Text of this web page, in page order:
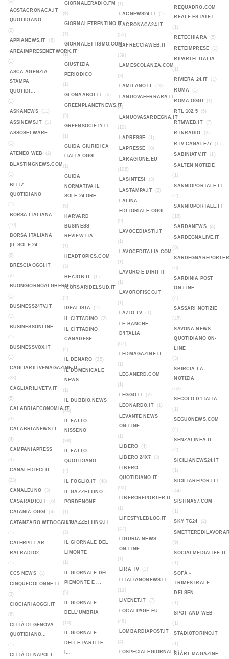
AOSTACRONACA.IT
QUOTIDIANO ...
(2)
APPIANEWS.IT
(8)
AREAIMPRESENETWORK.IT
(1)
ASCA AGENZIA
STAMPA
QUOTIDI...
(1)
ASKANEWS
(11)
ASSINEWS.IT (1)
ASSOSFTWARE
(1)
ATENEO WEB
(2)
BLASTINGNEWS.COM
(1)
BLITZ
QUOTIDIANO
(1)
BORSA ITALIANA
(10)
BORSA ITALIANA
(IL SOLE 24 ...
(6)
BRESCIAOGGI.IT
(2)
BUONGIORNOALGHERO.IT
(1)
BUSINESS24TV.IT
(1)
BUSINESSONLINE
(1)
BUSINESSVOX.IT
(1)
CAGLIARILIVEMAGAZINE.IT
(23)
CAGLIARILIVETV.IT
(5)
CALABRIAECONOMIA.IT
(3)
CALABRIANEWS.IT
(4)
CAMPANIAPRESS
(3)
CANALEDIECI.IT
(23)
CANALEUNO
(3)
CASARADIO.IT (6)
CATANIA OGGI (4)
CATANZARO.WEBOGGI.IT
(1)
CATERPILLAR
RAI RADIO2
(1)
CCS NEWS
(1)
CINQUECOLONNE.IT
(3)
CIOCIARIAOGGI.IT
(6)
CITTÀ DI GENOVA
QUOTIDIANO...
(1)
CITTÀ DI NAPOLI
GIORNALERADIO.FM
(6)
GIORNALETRENTINO.IT
(1)
GIORNALETTISMO.COM
(1)
GIUSTIZIA
PERIODICO
(1)
GLONAABOT.IT
(6)
GREENPLANETNEWS.IT
(5)
GREENSOCIETY.IT
(1)
GUIDA GIURIDICA
ITALIA OGGI
(1)
GUIDA
NORMATIVA IL
SOLE 24 ORE
(5)
HARVARD
BUSINESS
REVIEW ITA...
(1)
HEADTOPICS.COM
(3)
HEYJOB.IT
(1)
ICORSARIDELSUD.IT
(2)
IDEALISTA
(2)
IL CITTADINO (2)
IL CITTADINO
CANADESE
(4)
IL DENARO
(35)
IL DOMENICALE
NEWS
(1)
IL DUBBIO.NEWS
(36)
IL FATTO
NISSENO
(38)
IL FATTO
QUOTIDIANO
(2)
IL FOGLIO.IT
(48)
IL GAZZETTINO -
PORDENONE
(1)
IL GAZZETTINO.IT
(3)
IL GIORNALE DEL
LIMONTE
(1)
IL GIORNALE DEL
PIEMONTE E ...
(5)
IL GIORNALE
DELL'UMBRIA
(10)
IL GIORNALE
DELLE PARTITE
I...
(1)
LACNEWS24.IT
(1)
LACRONACA24.IT
(55)
LAFRECCIAWEB.IT
(39)
LAMESCOLANZA.COM
(3)
LAMILANO.IT
(10)
LANUOVAFERRARA.IT
(8)
LANUOVASARDEGNA.IT
(10)
LAPRESSE
(1)
LAPRESSE (0)
LARAGIONE.EU
(108)
LASINTESI
(3)
LASTAMPA.IT (2)
LATINA
EDITORIALE OGGI
(9)
LAVOCEDIASTI.IT
(1)
LAVOCEDITALIA.COM
(1)
LAVORO E DIRITTI
(1)
LAVOROFISCO.IT
(1)
LAZIO TV
(1)
LE BANCHE
D'ITALIA
(67)
LEDMAGAZINE.IT
(1)
LEGANERD.COM
(1)
LEGGO.IT
(2)
LEONARDO.IT (1)
LEVANTE NEWS
ON-LINE
(1)
LIBERO
(4)
LIBERO 24X7 (3)
LIBERO
QUOTIDIANO.IT
(90)
LIBEROREPORTER.IT
(1)
LIFESTYLEBLOG.IT
(47)
LIGURIA NEWS
ON-LINE
(1)
LIRA TV
(1)
LITALIANONEWS.IT
(13)
LIVENET.IT
(7)
LOCALPAGE.EU
(46)
LOMBARDIAPOST.IT
(4)
LOSPECIALEGIORNALE.IT
REQUADRO.COM
REALE ESTATE I...
(1)
RETECHIARA
(5)
RETEIMPRESE (1)
RIPARTELITALIA
(1)
RIVIERA 24.IT
(1)
ROMA (1)
ROMA OGGI (1)
RTL 102.5 (5)
RTMWEB.IT (7)
RTNRADIO (2)
RTV CANALE77 (1)
SABINIATV.IT (1)
SALTEN NOTIZIE
(1)
SANNIOPORTALE.IT
(2)
SANNIOPORTALE.IT
(18)
SARDANEWS
(4)
SARDEGNALIVE.IT
(8)
(6)
SARDINIA POST
ON-LINE
(4)
SASSARI NOTIZIE
(45)
SAVONA NEWS
QUOTIDIANO ON-
LINE
(3)
SBIRCIA LA
NOTIZIA
(62)
SECOLO D‘ITALIA
(1)
SEGUONEWS.COM
(4)
SENZALINEA.IT
(2)
SICILIANEWS24.IT
(1)
SICILIAREPORT.IT
(44)
SISTINA57.COM
(1)
SKY TG24
(2)
(9)
SOCIALMEDIALIFE.IT
(1)
SOFÀ -
TRIMESTRALE
DEI SEN...
(1)
SPOT AND WEB
(1)
STADIOTORINO.IT
(1)
START MAGAZINE